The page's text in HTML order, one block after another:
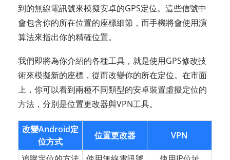
到的無線電訊號來模擬安卓的GPS定位。這些信號中
會包含你的所在位置的座標細節，而手機將會使用演
算法來指出你的精確位置。
我們即將為你介紹的各種工具，就是使用GPS修改技
術來模擬新的座標，從而改變你的所在定位。在市面
上，你可以看到兩種不同類型的安卓裝置虛擬定位的
方法，分別是位置更改器與VPN工具。
改變Android定
位方式
位置更改器 VPN